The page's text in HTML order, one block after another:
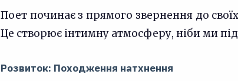
Поет починає з прямого звернення до
Це створює інтимну атмосферу, ніби ми
Розвиток: Походження натхнення